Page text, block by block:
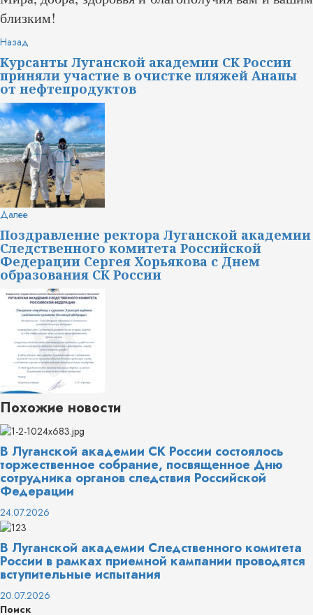
близким!
Продолжить
чтение
Назад
Курсанты Луганской академии СК России
приняли участие в очистке пляжей Анапы
от нефтепродуктов
ДалееСледующая
Поздравление ректора Луганской академии
Следственного комитета Российской
Федерации Сергея Хорьякова с Днем
образования СК России
Похожие новости
В Луганской академии СК России состоялось
торжественное собрание, посвященное Дню
сотрудника органов следствия Российской
Федерации
24.07.2026
В Луганской академии Следственного комитета
России в рамках приемной кампании проводятся
вступительные испытания
20.07.2026
Поиск